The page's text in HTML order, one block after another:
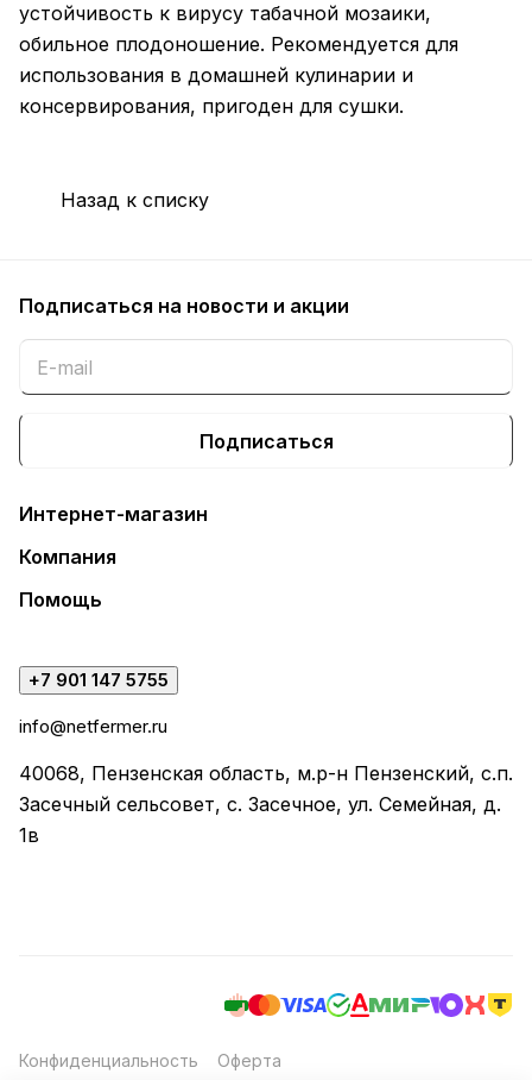
устойчивость к вирусу табачной мозаики,
обильное плодоношение. Рекомендуется для
использования в домашней кулинарии и
консервирования, пригоден для сушки.
Назад к списку
Подписаться на новости и акции
Подписаться
Интернет-магазин
Компания
Помощь
+7 901 147 5755
info@netfermer.ru
40068, Пензенская область, м.р-н Пензенский, с.п.
Засечный сельсовет, с. Засечное, ул. Семейная, д.
1в
Конфиденциальность Оферта